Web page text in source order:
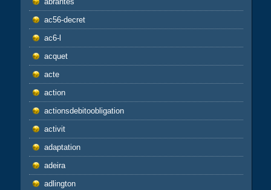
ac56-decret
ac6-l
acquet
acte
action
actionsdebitoobligation
activit
adaptation
adeira
adlington